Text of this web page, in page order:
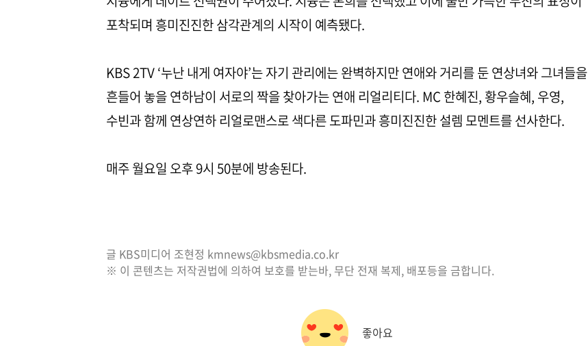
포착되며 흥미진진한 삼각관계의 시작이 예측됐다.
KBS 2TV ‘누난 내게 여자야’는 자기 관리에는 완벽하지만 연애와 거리를 둔 연상녀와 그녀들을
흔들어 놓을 연하남이 서로의 짝을 찾아가는 연애 리얼리티다. MC 한혜진, 황우슬혜, 우영,
수빈과 함께 연상연하 리얼로맨스로 색다른 도파민과 흥미진진한 설렘 모멘트를 선사한다.
매주 월요일 오후 9시 50분에 방송된다.
글 KBS미디어 조현정 kmnews@kbsmedia.co.kr
※ 이 콘텐츠는 저작권법에 의하여 보호를 받는바, 무단 전재 복제, 배포등을 금합니다.
좋아요